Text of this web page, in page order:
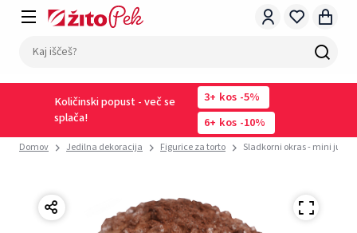
Količinski popust - več se
splača!
3 kos -5%
6
kos -10%
Domov Jedilna dekoracija Figurice za torto Sladkorni okras - mini jurčki